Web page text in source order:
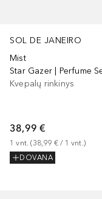
SOL DE JANEIRO
Mist
Kvepalų rinkinys
38,99 €
1 vnt. (38,99 € / 1 vnt.)
DOVANA